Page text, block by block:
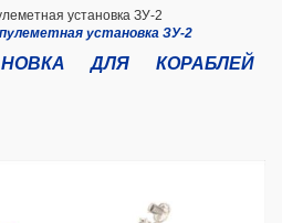
установка ЗУ-2
ДЛЯ КОРАБЛЕЙ